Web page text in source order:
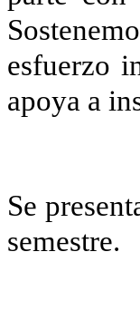
esfuerzo
apoya a
Se
semestre.